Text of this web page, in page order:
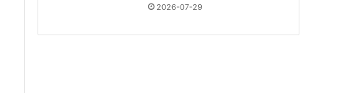
2026-07-29